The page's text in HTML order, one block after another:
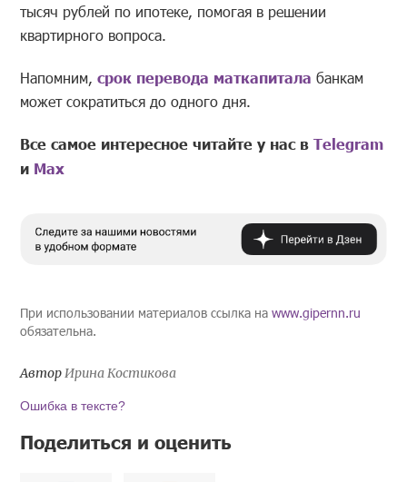
тысяч рублей по ипотеке, помогая в решении
квартирного вопроса.
Напомним,срок перевода маткапитала банкам
может сократиться до одного дня.
Все самое интересное читайте у нас вTelegram
и Mах
При использовании материалов ссылка наwww.gipernn.ru
обязательна.
Автор Ирина Костикова
Ошибка в тексте?
Поделиться и оценить